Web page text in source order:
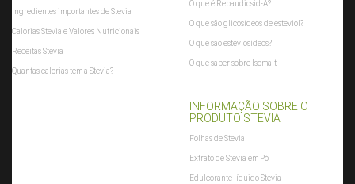
Ingredientes importantes de Stevia
Calorias Stevia e Valores Nutricionais
Receitas Stevia
Quantas calorias tem a Stevia?
O que é Rebaudiosid-A?
O que são glicosídeos de esteviol?
O que são esteviosídeos?
O que saber sobre Isomalt
INFORMAÇÃO SOBRE O
PRODUTO STEVIA
Folhas de Stevia
Extrato de Stevia em Pó
Edulcorante líquido Stevia